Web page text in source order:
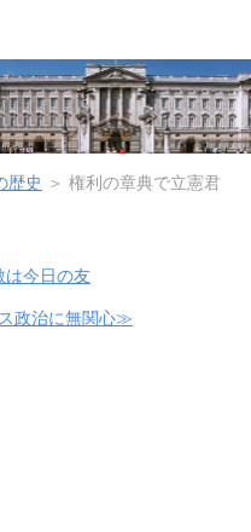
歴史 ＞ 権利の章典で立憲君
今日の友
政治に無関心≫